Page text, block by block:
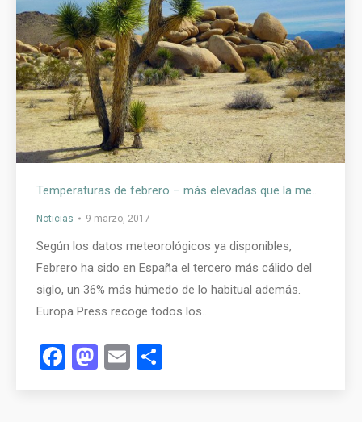
Temperaturas de febrero – más elevadas que la media
Noticias 9 marzo, 2017
Según los datos meteorológicos ya disponibles,
Febrero ha sido en España el tercero más cálido del
siglo, un 36% más húmedo de lo habitual además.
Europa Press recoge todos los…
Facebook
Mastodon
Email